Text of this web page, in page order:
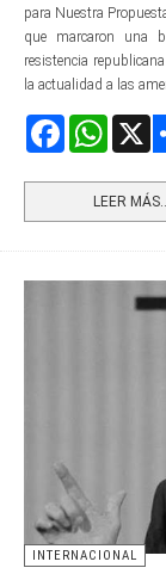
para Nuestra
que marcaron una
resistencia
la actualidad a las
Facebook
LEER
INTERNACIONAL